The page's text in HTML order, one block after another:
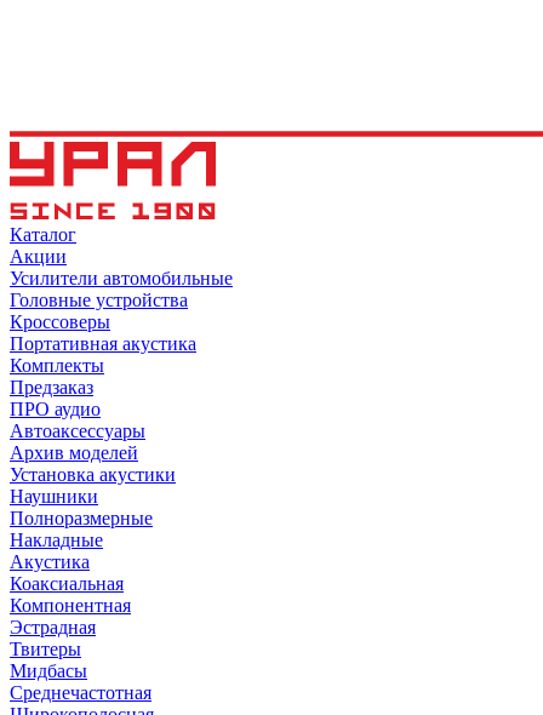
Каталог
Акции
Усилители автомобильные
Головные устройства
Кроссоверы
Портативная акустика
Комплекты
Предзаказ
ПРО аудио
Автоаксессуары
Архив моделей
Установка акустики
Наушники
Полноразмерные
Накладные
Акустика
Коаксиальная
Компонентная
Эстрадная
Твитеры
Мидбасы
Среднечастотная